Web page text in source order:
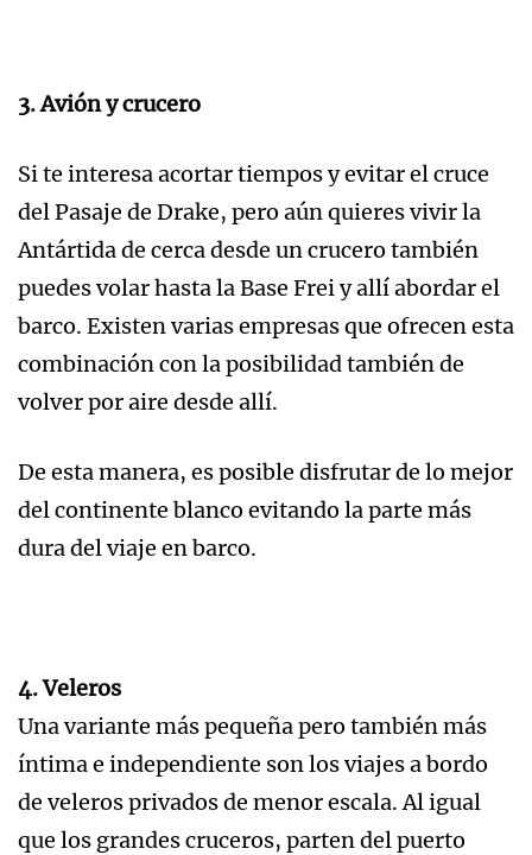
3. Avión y crucero
Si te interesa acortar tiempos y evitar el cruce
del Pasaje de Drake, pero aún quieres vivir la
Antártida de cerca desde un crucero también
puedes volar hasta la Base Frei y allí abordar el
barco. Existen varias empresas que ofrecen esta
combinación con la posibilidad también de
volver por aire desde allí.
De esta manera, es posible disfrutar de lo mejor
del continente blanco evitando la parte más
dura del viaje en barco.
4. Veleros
Una variante más pequeña pero también más
íntima e independiente son los viajes a bordo
de veleros privados de menor escala. Al igual
que los grandes cruceros, parten del puerto